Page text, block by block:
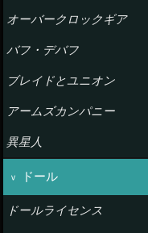
オーバークロックギア
バフ・デバフ
ブレイドとユニオン
アームズカンパニー
異星人
ドール
ドールライセンス